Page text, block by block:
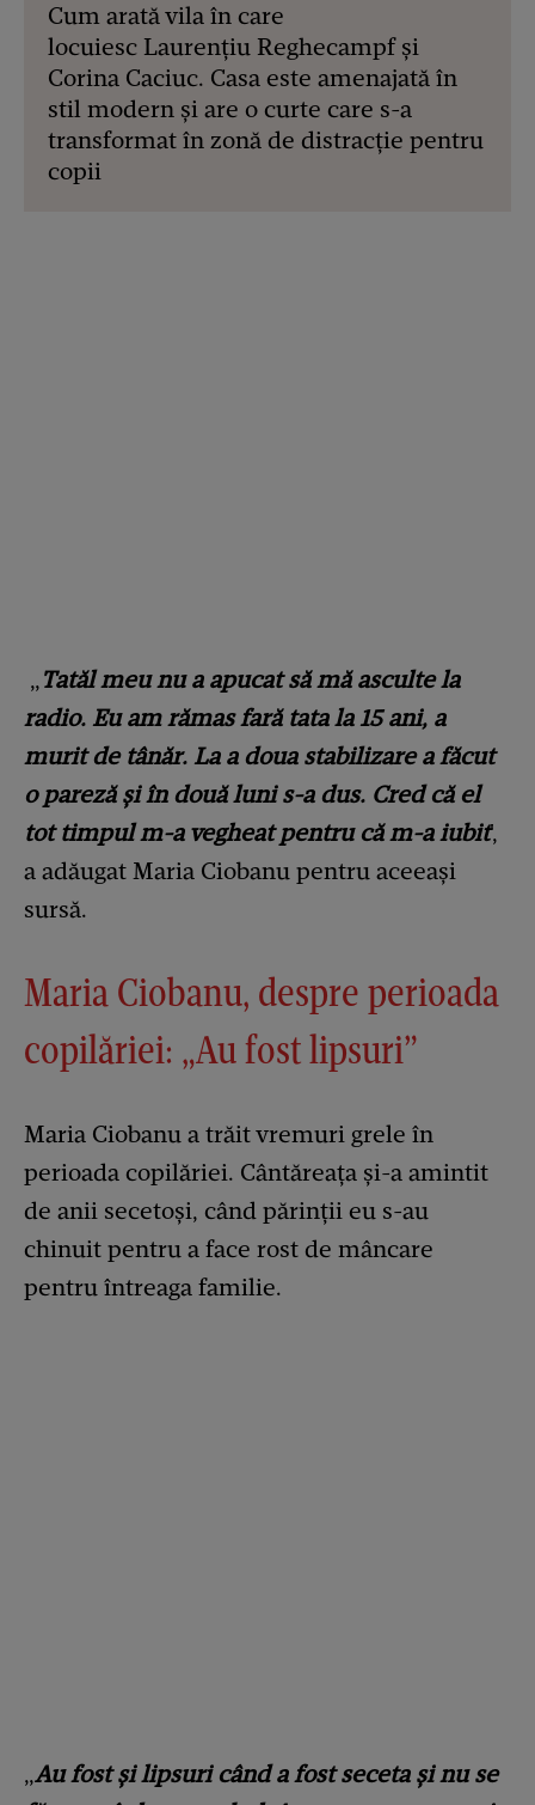
Cum arată vila în care
locuiesc Laurențiu Reghecampf și
Corina Caciuc. Casa este amenajată în
stil modern și are o curte care s-a
transformat în zonă de distracție pentru
copii
„Tatăl meu nu a apucat să mă asculte la
radio. Eu am rămas fară tata la 15 ani, a
murit de tânăr. La a doua stabilizare a făcut
o pareză și în două luni s-a dus. Cred că el
tot timpul m-a vegheat pentru că m-a iubit',
a adăugat Maria Ciobanu pentru aceeași
sursă.
Maria Ciobanu, despre perioada
copilăriei: „Au fost lipsuri”
Maria Ciobanu a trăit vremuri grele în
perioada copilăriei. Cântăreața și-a amintit
de anii secetoși, când părinții eu s-au
chinuit pentru a face rost de mâncare
pentru întreaga familie.
„Au fost și lipsuri când a fost seceta și nu se